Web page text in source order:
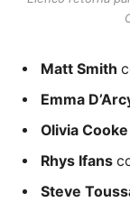
Matt Smith
Emma
Olivia Cooke
Rhys Ifans
Steve